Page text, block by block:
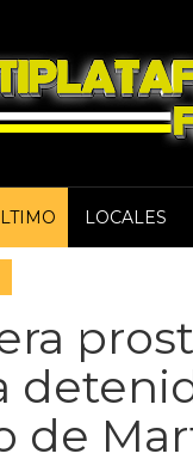
LOCALES
de